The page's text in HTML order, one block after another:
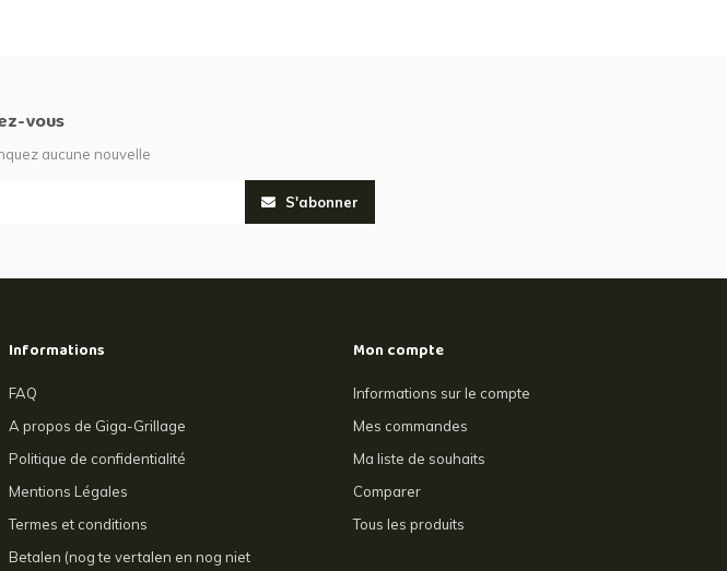
vous
aucune nouvelle
S'abonner
Informations
FAQ
A propos de Giga-Grillage
Politique de confidentialité
Mentions Légales
Termes et conditions
Betalen (nog te vertalen en nog niet
Mon compte
Informations sur le compte
Mes commandes
Ma liste de souhaits
Comparer
Tous les produits